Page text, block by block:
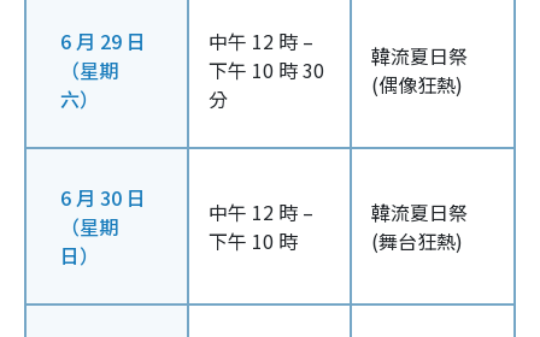
6 月 29 日
（星期
六）
中午 12 時 –
下午 10 時 30
分
韓流夏日祭
(偶像狂熱)
6 月 30 日
（星期
日）
中午 12 時 –
下午 10 時
韓流夏日祭
(舞台狂熱)